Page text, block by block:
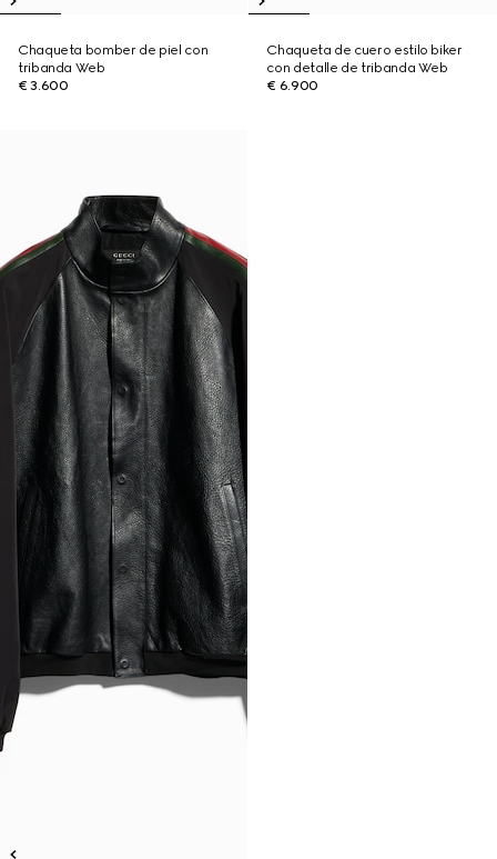
Chaqueta bomber de piel con
tribanda Web
€ 3.600
Chaqueta de cuero estilo biker
con detalle de tribanda Web
€ 6.900